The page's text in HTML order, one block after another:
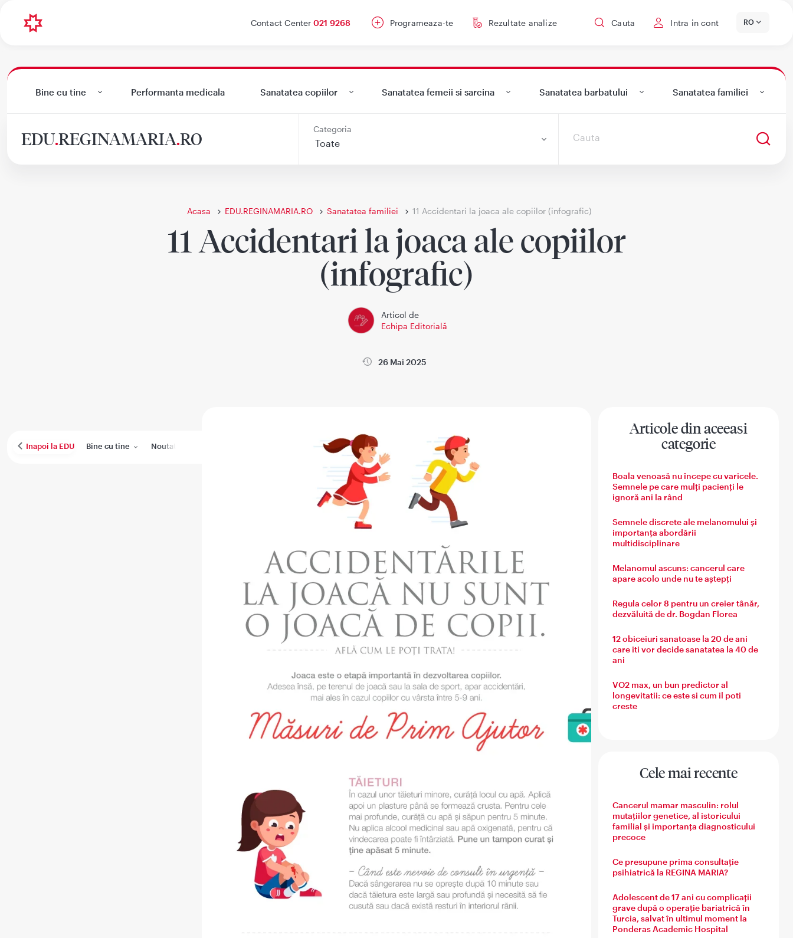
Contact Center 021 9268 Programeaza-te Rezultate analize Cauta Intra in cont RO
Bine cu tine Performanta medicala Sanatatea copiilor Sanatatea femeii si sarcina Sanatatea barbatului Sanatatea familiei
EDU.REGINAMARIA.RO Categoria
Acasa EDU.REGINAMARIA.RO Sanatatea familiei 11 Accidentari la joaca ale copiilor (infografic)
11 Accidentari la joaca ale copiilor
(infografic)
Articol de
Echipa Editorială
26 Mai 2025
Inapoi la EDU Bine cu tine Noutati Wikimedica Sanatatea copiilor Sanatatea femeii si sarcina Sanatatea familiei
Articole din aceeasi
categorie
Boala venoasă nu începe cu varicele.
Semnele pe care mulți pacienți le
ignoră ani la rând
Semnele discrete ale melanomului și
importanța abordării
multidisciplinare
Melanomul ascuns: cancerul care
apare acolo unde nu te aștepți
Regula celor 8 pentru un creier tânăr,
dezvăluită de dr. Bogdan Florea
12 obiceiuri sanatoase la 20 de ani
care iti vor decide sanatatea la 40 de
ani
VO2 max, un bun predictor al
longevitatii: ce este si cum il poti
creste
Cele mai recente
Cancerul mamar masculin: rolul
mutațiilor genetice, al istoricului
familial și importanța diagnosticului
precoce
Ce presupune prima consultație
psihiatrică la REGINA MARIA?
Adolescent de 17 ani cu complicații
grave după o operație bariatrică în
Turcia, salvat în ultimul moment la
Ponderas Academic Hospital